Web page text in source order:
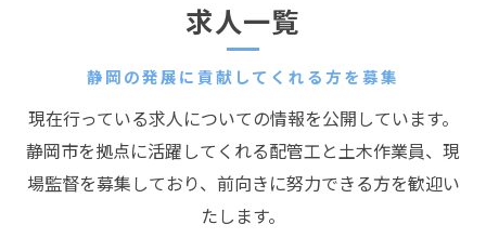
静岡の発展に貢献してくれる方を募集
求人一覧
現在行っている求人についての情報を公開しています。
静岡市を拠点に活躍してくれる配管工と土木作業員、現
場監督を募集しており、前向きに努力できる方を歓迎い
たします。